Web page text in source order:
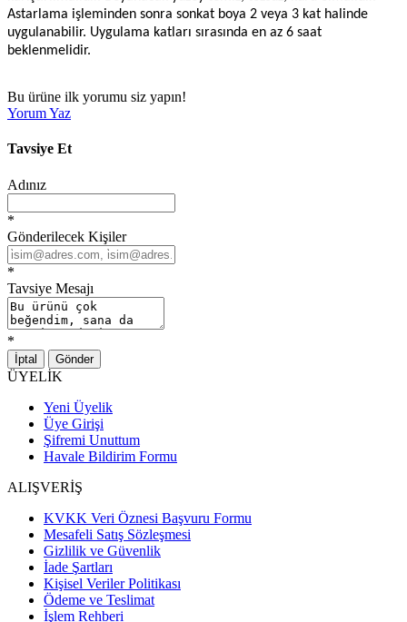
Astarlama işleminden sonra sonkat boya 2 veya 3 kat halinde
uygulanabilir. Uygulama katları sırasında en az 6 saat
beklenmelidir.
Bu ürüne ilk yorumu siz yapın!
Yorum Yaz
Tavsiye Et
Adınız
*
Gönderilecek Kişiler
*
Tavsiye Mesajı
*
İptal Gönder
ÜYELİK
Yeni Üyelik
Üye Girişi
Şifremi Unuttum
Havale Bildirim Formu
ALIŞVERİŞ
KVKK Veri Öznesi Başvuru Formu
Mesafeli Satış Sözleşmesi
Gizlilik ve Güvenlik
İade Şartları
Kişisel Veriler Politikası
Ödeme ve Teslimat
İşlem Rehberi